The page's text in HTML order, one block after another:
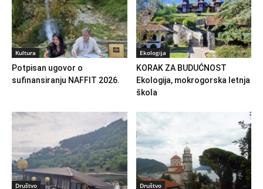
Kultura
Potpisan ugovor o
sufinansiranju NAFFIT 2026.
Ekologija
KORAK ZA BUDUĆNOST
Ekologija, mokrogorska letnja
škola
Društvo Društvo